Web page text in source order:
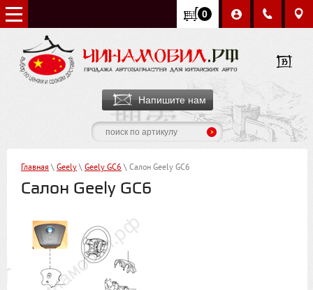
0
Напишите нам
Главная \ Geely \ Geely GC6 \ Салон Geely GC6
Салон Geely GC6